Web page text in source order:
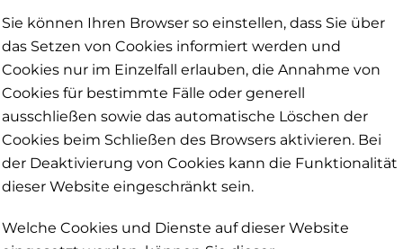
Sie können Ihren Browser so einstellen, dass Sie über
das Setzen von Cookies informiert werden und
Cookies nur im Einzelfall erlauben, die Annahme von
Cookies für bestimmte Fälle oder generell
ausschließen sowie das automatische Löschen der
Cookies beim Schließen des Browsers aktivieren. Bei
der Deaktivierung von Cookies kann die Funktionalität
dieser Website eingeschränkt sein.
Welche Cookies und Dienste auf dieser Website